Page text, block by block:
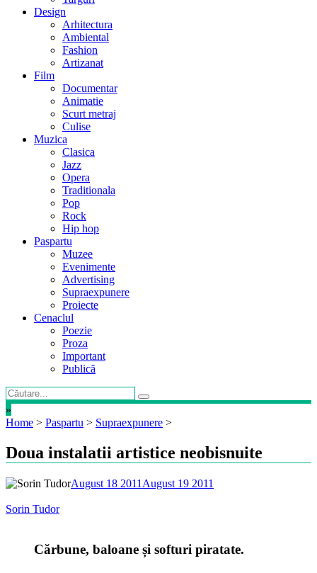
Design
Arhitectura
Ambiental
Fashion
Artizanat
Film
Documentar
Animatie
Scurt metraj
Culise
Muzica
Clasica
Jazz
Opera
Traditionala
Pop
Rock
Hip hop
Paspartu
Muzee
Evenimente
Advertising
Supraexpunere
Proiecte
Cenaclul
Poezie
Proza
Important
Publică
»
Home > Paspartu > Supraexpunere >
Doua instalatii artistice neobisnuite
August 18 2011 August 19 2011
Sorin Tudor
Cărbune, baloane și softuri piratate.